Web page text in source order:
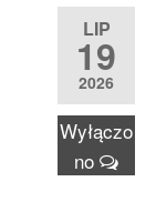
LIP
19
2026
Wyłączo
no